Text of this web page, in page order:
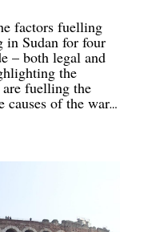
factors fuelling
in Sudan for four
– both legal and
the
fuelling the
causes of the war